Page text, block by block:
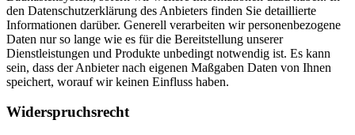
den Datenschutzerklärung des Anbieters finden Sie detaillierte
Informationen darüber. Generell verarbeiten wir personenbezogene
Daten nur so lange wie es für die Bereitstellung unserer
Dienstleistungen und Produkte unbedingt notwendig ist. Es kann
sein, dass der Anbieter nach eigenen Maßgaben Daten von Ihnen
speichert, worauf wir keinen Einfluss haben.
Widerspruchsrecht